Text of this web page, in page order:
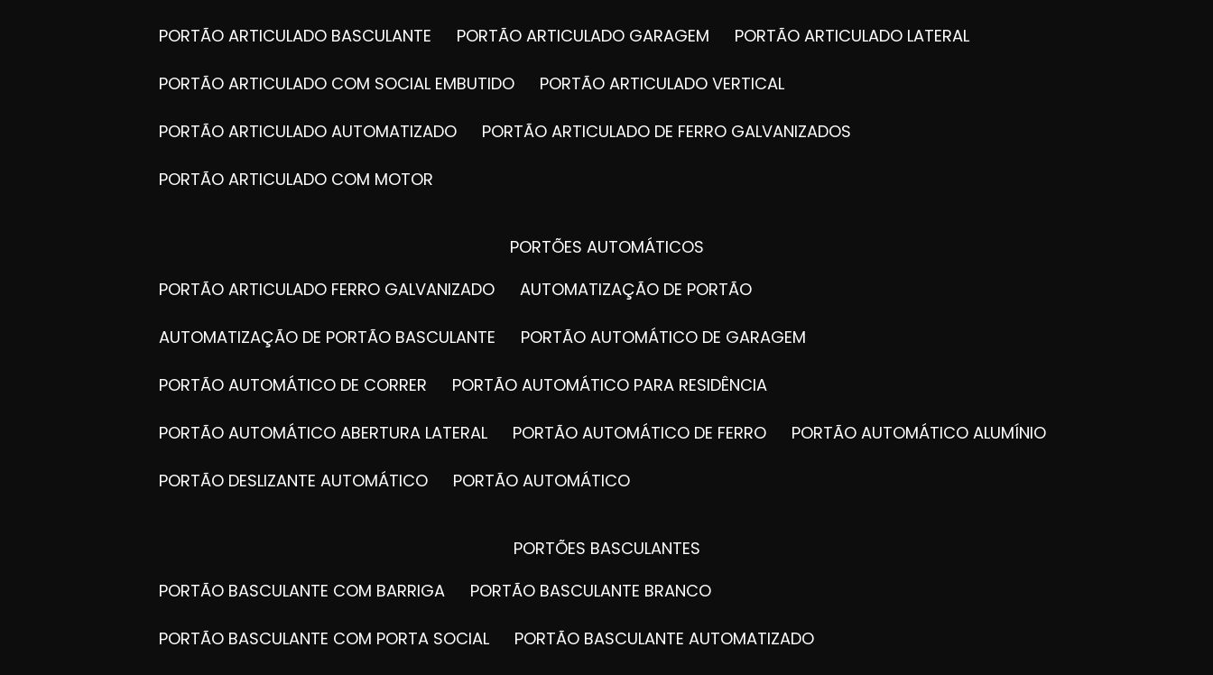
PORTÃO ARTICULADO BASCULANTE PORTÃO ARTICULADO GARAGEM PORTÃO ARTICULADO LATERAL
PORTÃO ARTICULADO COM SOCIAL EMBUTIDO PORTÃO ARTICULADO VERTICAL
PORTÃO ARTICULADO AUTOMATIZADO PORTÃO ARTICULADO DE FERRO GALVANIZADOS
PORTÃO ARTICULADO COM MOTOR
PORTÕES AUTOMÁTICOS
PORTÃO ARTICULADO FERRO GALVANIZADO
AUTOMATIZAÇÃO DE PORTÃO
AUTOMATIZAÇÃO DE PORTÃO BASCULANTE PORTÃO AUTOMÁTICO DE GARAGEM
PORTÃO AUTOMÁTICO DE CORRER PORTÃO AUTOMÁTICO PARA RESIDÊNCIA
PORTÃO AUTOMÁTICO ABERTURA LATERAL PORTÃO AUTOMÁTICO DE FERRO PORTÃO AUTOMÁTICO ALUMÍNIO
PORTÃO DESLIZANTE AUTOMÁTICO PORTÃO AUTOMÁTICO
PORTÕES BASCULANTES
PORTÃO BASCULANTE COM BARRIGA
PORTÃO BASCULANTE BRANCO
PORTÃO BASCULANTE COM PORTA SOCIAL PORTÃO BASCULANTE AUTOMATIZADO